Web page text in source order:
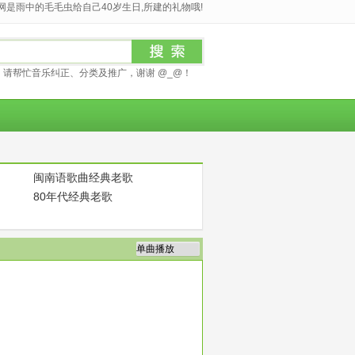
是雨中的毛毛虫给自己40岁生日,所建的礼物哦!
帮忙音乐纠正、分类及推广，谢谢 @_@！
闽南语歌曲经典老歌
80年代经典老歌